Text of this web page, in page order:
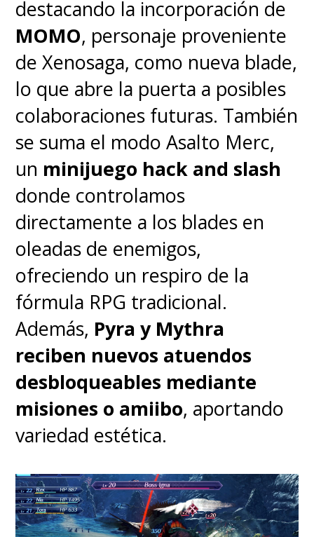
USB-C, USB-A, Jack 3.5 mm, E-
Shutter y RJ-45presentan
variabilidad para conectar
distintos dispositivos alLegion
Pro 7 Gen 10 (16" AMD) con
GPU GeForce RTX Serie 50,lo
que abre las posibilidades de
uso que se le puede dar al
equipo, tanto para temas
laborales, creación de contenido
o gaming.
ElLegion Pro 7 Gen 10 (16"
destacando la incorporación de
MOMO, personaje proveniente
de Xenosaga, como nueva blade,
lo que abre la puerta a posibles
colaboraciones futuras. También
se suma el modo Asalto Merc,
un minijuego hack and slash
donde controlamos
directamente a los blades en
oleadas de enemigos,
ofreciendo un respiro de la
fórmula RPG tradicional.
Además, Pyra y Mythra
reciben nuevos atuendos
desbloqueables mediante
misiones o amiibo, aportando
variedad estética.